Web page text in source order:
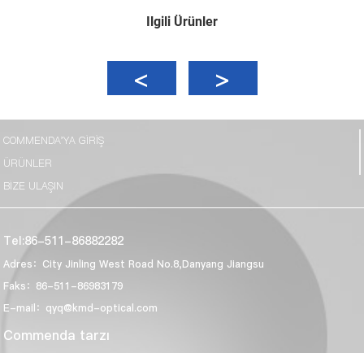
Ilgili Ürünler
COMMENDA'YA GIRIŞ
ÜRÜNLER
BIZE ULAŞIN
Tel:86-511-86882282
Adres：City Jinling West Road No.8,Danyang Jiangsu
Faks：86-511-86983179
E-mail：qyq@kmd-optical.com
Commenda tarzı